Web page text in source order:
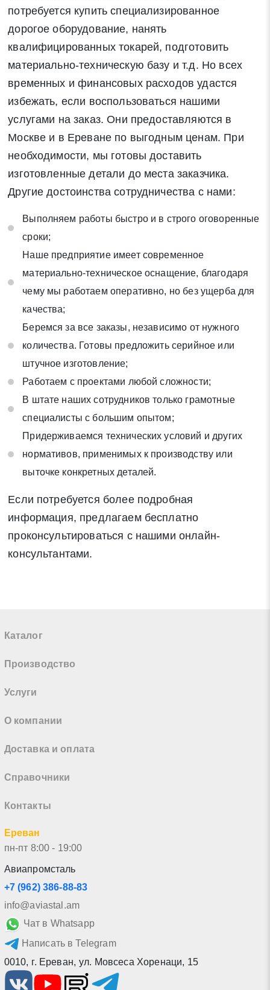
потребуется купить специализированное
дорогое оборудование, нанять
квалифицированных токарей, подготовить
материально-техническую базу и т.д. Но всех
временных и финансовых расходов удастся
избежать, если воспользоваться нашими
услугами на заказ. Они предоставляются в
Москве и в Ереване по выгодным ценам. При
необходимости, мы готовы доставить
изготовленные детали до места заказчика.
Другие достоинства сотрудничества с нами:
Выполняем работы быстро и в строго оговоренные
сроки;
Наше предприятие имеет современное
материально-техническое оснащение, благодаря
чему мы работаем оперативно, но без ущерба для
качества;
Беремся за все заказы, независимо от нужного
количества. Готовы предложить серийное или
штучное изготовление;
Работаем с проектами любой сложности;
В штате наших сотрудников только грамотные
специалисты с большим опытом;
Придерживаемся технических условий и других
нормативов, применимых к производству или
выточке конкретных деталей.
Если потребуется более подробная
информация, предлагаем бесплатно
проконсультироваться с нашими онлайн-
консультантами.
Каталог
Производство
Услуги
О компании
Доставка и оплата
Справочники
Контакты
Ереван
пн-пт 8:00 - 19:00
Авиапромсталь
+7 (962) 386-88-83
info@aviastal.am
Чат в Whatsapp
Написать в Telegram
0010, г. Ереван, ул. Мовсеса Хоренаци, 15